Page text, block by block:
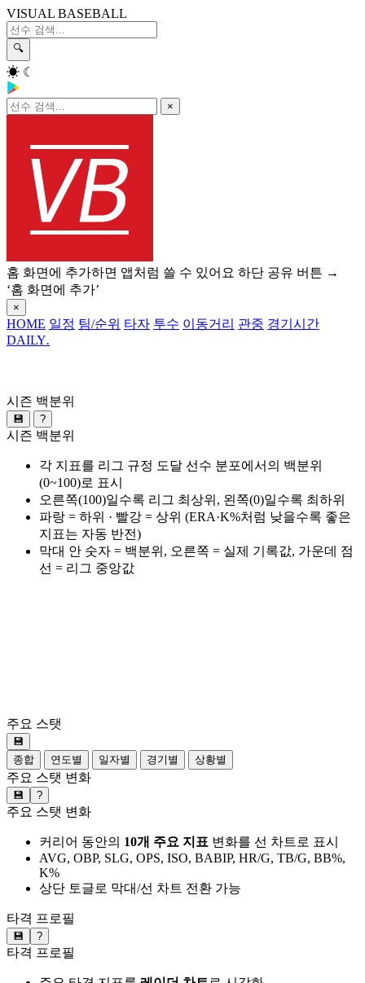
VISUAL BASEBALL
🔍
☀ ☾
×
홈 화면에 추가하면 앱처럼 쓸 수 있어요 하단 공유 버튼 →
‘홈 화면에 추가’
×
HOME 일정 팀/순위 타자 투수 이동거리 관중 경기시간
DAILY.
시즌 백분위
💾 ?
시즌 백분위
각 지표를 리그 규정 도달 선수 분포에서의 백분위
(0~100)로 표시
오른쪽(100)일수록 리그 최상위, 왼쪽(0)일수록 최하위
파랑 = 하위 · 빨강 = 상위 (ERA·K%처럼 낮을수록 좋은
지표는 자동 반전)
막대 안 숫자 = 백분위, 오른쪽 = 실제 기록값, 가운데 점
선 = 리그 중앙값
주요 스탯
💾
종합
연도별 일자별 경기별 상황별
주요 스탯 변화
💾 ?
주요 스탯 변화
커리어 동안의 10개 주요 지표 변화를 선 차트로 표시
AVG, OBP, SLG, OPS, ISO, BABIP, HR/G, TB/G, BB%,
K%
상단 토글로 막대/선 차트 전환 가능
타격 프로필
💾 ?
타격 프로필